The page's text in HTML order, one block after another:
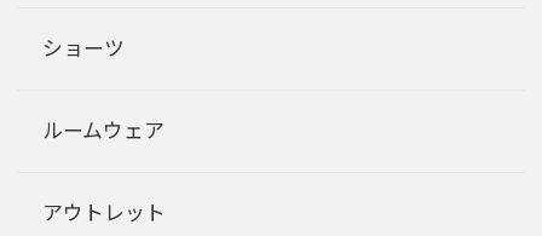
ショーツ
ルームウェア
アウトレット